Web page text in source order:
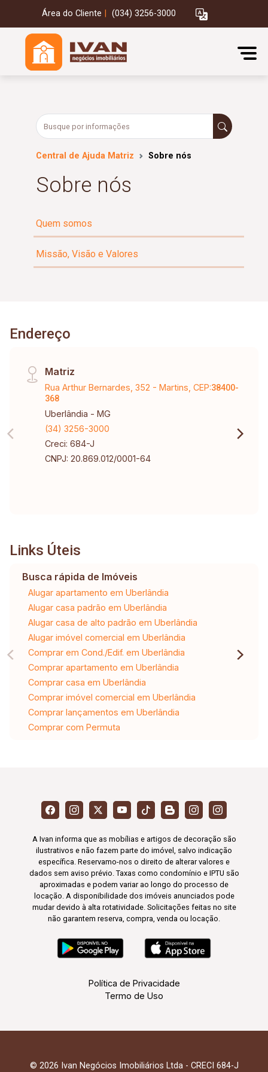
Área do Cliente (034) 3256-3000
Central de Ajuda Matriz Sobre nós
Sobre nós
Quem somos
Missão, Visão e Valores
Endereço
Matriz
Rua Arthur Bernardes, 352 - Martins, CEP:38400-
368
Uberlândia - MG
(34) 3256-3000
Creci: 684-J
CNPJ: 20.869.012/0001-64
Links Úteis
Busca rápida de Imóveis
Alugar apartamento em Uberlândia
Alugar casa padrão em Uberlândia
Alugar casa de alto padrão em Uberlândia
Alugar imóvel comercial em Uberlândia
Comprar em Cond./Edif. em Uberlândia
Comprar apartamento em Uberlândia
Comprar casa em Uberlândia
Comprar imóvel comercial em Uberlândia
Comprar lançamentos em Uberlândia
Comprar com Permuta
A Ivan informa que as mobílias e artigos de decoração são
ilustrativos e não fazem parte do imóvel, salvo indicação
específica. Reservamo-nos o direito de alterar valores e
dados sem aviso prévio. Taxas como condomínio e IPTU são
aproximadas e podem variar ao longo do processo de
locação. A disponibilidade dos imóveis anunciados pode
mudar devido à alta rotatividade. Solicitações feitas no site
não garantem reserva, compra, venda ou locação.
Política de Privacidade
Termo de Uso
© 2026 Ivan Negócios Imobiliários Ltda - CRECI 684-J